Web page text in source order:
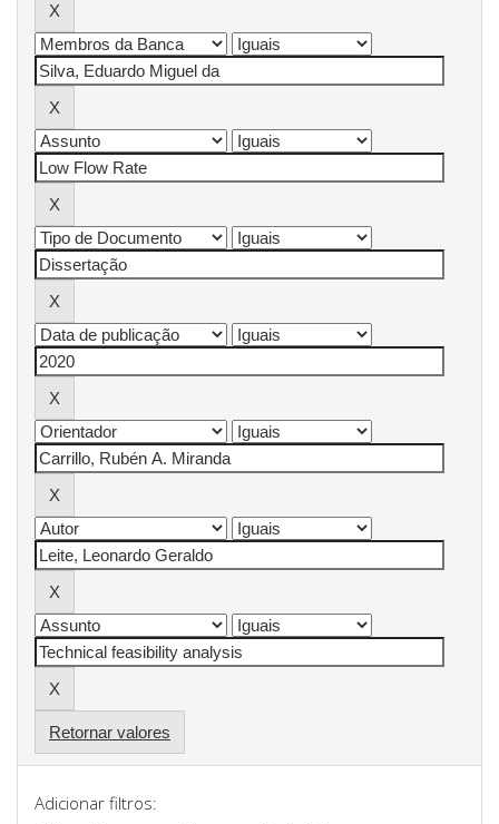
Retornar valores
Adicionar filtros: